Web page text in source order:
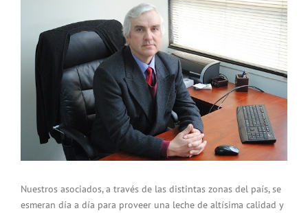
grande
Nuestros asociados, a través de las distintas zonas del país, se
esmeran día a día para proveer una leche de altísima calidad y